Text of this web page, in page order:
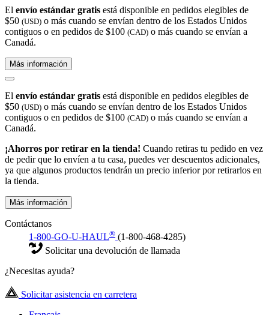
El envío estándar gratis está disponible en pedidos elegibles de
$50 (USD) o más cuando se envían dentro de los Estados Unidos
contiguos o en pedidos de $100 (CAD) o más cuando se envían a
Canadá.
Más información
El envío estándar gratis está disponible en pedidos elegibles de
$50 (USD) o más cuando se envían dentro de los Estados Unidos
contiguos o en pedidos de $100 (CAD) o más cuando se envían a
Canadá.
¡Ahorros por retirar en la tienda! Cuando retiras tu pedido en vez
de pedir que lo envíen a tu casa, puedes ver descuentos adicionales,
ya que algunos productos tendrán un precio inferior por retirarlos en
la tienda.
Más información
Contáctanos
1-800-GO-U-HAUL® (1-800-468-4285)
Solicitar una devolución de llamada
¿Necesitas ayuda?
Solicitar asistencia en carretera